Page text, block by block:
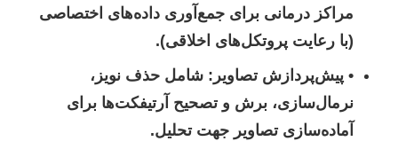
مراکز درمانی برای جمع‌آوری داده‌های اختصاصی
(با رعایت پروتکل‌های اخلاقی).
• پیش‌پردازش تصاویر: شامل حذف نویز،
نرمال‌سازی، برش و تصحیح آرتیفکت‌ها برای
آماده‌سازی تصاویر جهت تحلیل.